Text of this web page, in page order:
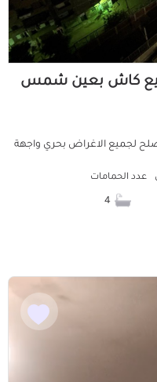
تجارية 300م للبيع كاش بعين شمس
بعين شمس مساحه 300 م يصلح لجميع الاغراض بحري واجهة
عدد الحمامات